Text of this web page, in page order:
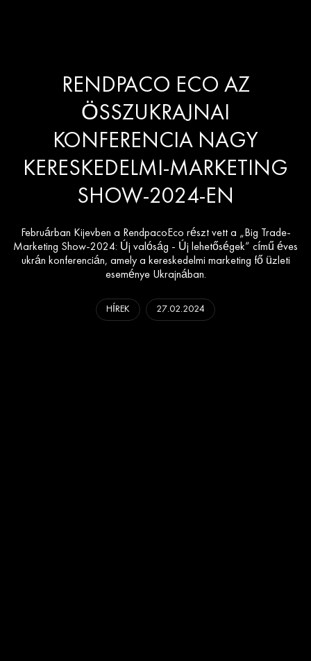
RENDPACO ECO AZ
ÖSSZUKRAJNAI
KONFERENCIA NAGY
KERESKEDELMI-MARKETING
SHOW-2024-EN
Februárban Kijevben a RendpacoEco részt vett a „Big Trade-
Marketing Show-2024: Új valóság - Új lehetőségek” című éves
ukrán konferencián, amely a kereskedelmi marketing fő üzleti
eseménye Ukrajnában.
HÍREK 27.02.2024